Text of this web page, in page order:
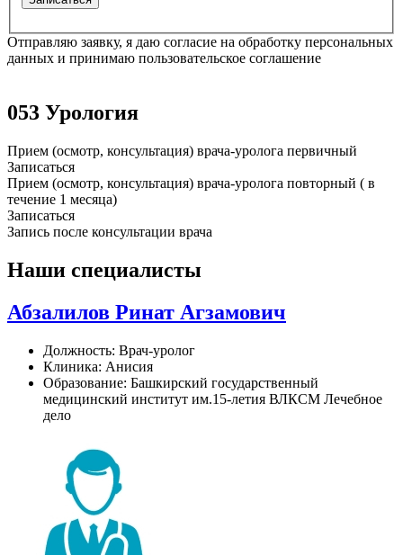
Отправляю заявку, я даю согласие на обработку персональных
данных и принимаю пользовательское соглашение
053 Урология
Прием (осмотр, консультация) врача-уролога первичный
Записаться
Прием (осмотр, консультация) врача-уролога повторный ( в
течение 1 месяца)
Записаться
Запись после консультации врача
Наши специалисты
Абзалилов Ринат Агзамович
Должность: Врач-уролог
Клиника: Анисия
Образование: Башкирский государственный
медицинский институт им.15-летия ВЛКСМ Лечебное
дело